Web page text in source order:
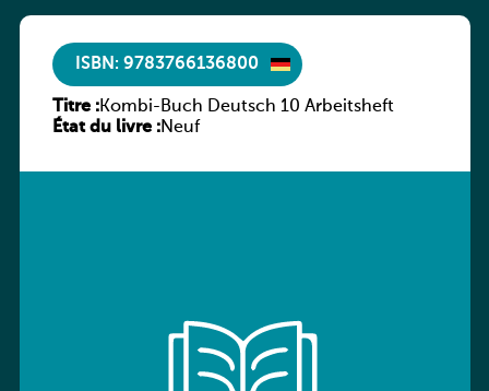
ISBN: 9783766136800
Titre :Kombi-Buch Deutsch 10 Arbeitsheft
État du livre :Neuf